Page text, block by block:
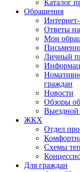
Каталог
Обращения
Ответы
Мои
Личный
граждан
Новости
Обзоры
ЖКХ
Отдел
Схемы
Для граждан